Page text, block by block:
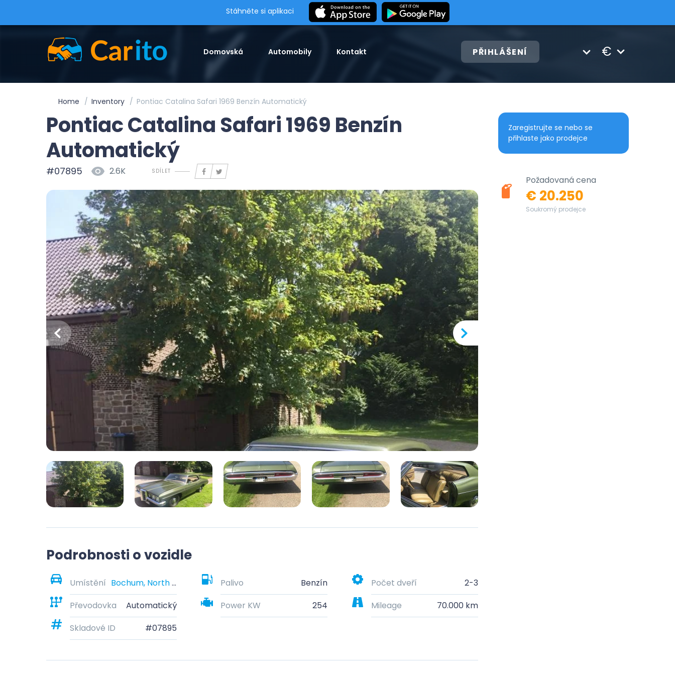
Stáhněte si aplikaci
Domovská Automobily Kontakt PŘIHLÁŠENÍ €
Home Inventory Pontiac Catalina Safari 1969 Benzín Automatický
Pontiac Catalina Safari 1969 Benzín
Automatický
#07895 2.6K SDÍLET
Podrobnosti o vozidle
Umístění Bochum, North Rhine-Westphalia, Germany Palivo Benzín Počet dveří
2-3
Převodovka
Automatický Power KW 254 Mileage
70.000 km
Skladové ID
#07895
Zaregistrujte se nebo se
přihlaste jako prodejce
Požadovaná cena
€ 20.250
Soukromý prodejce